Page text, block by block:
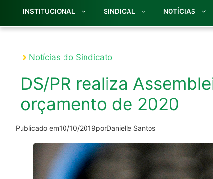
INSTITUCIONAL SINDICAL NOTÍCIAS
Notícias do Sindicato
DS/PR realiza
orçamento de 2020
Publicado em10/10/2019porDanielle Santos